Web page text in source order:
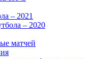
– 2021
– 2020
матчей